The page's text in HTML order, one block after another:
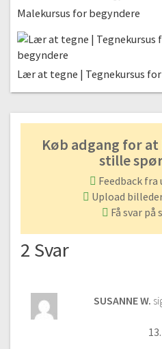
08:09
#16 Færdigt maleri
06:57
Landskabsmaleri med
med akvarel
#18 Mal træer i horisonten og
#19 Mal skyggerne træerne
#21 Bonusvideo del 1 | Akvarel
24:28
Malekursus for begyndere
Lær at tegne | Tegnekursus
Køb adgang for
stille
Feedback fra
Upload
Få svar
2 Svar
SUSANNE W.